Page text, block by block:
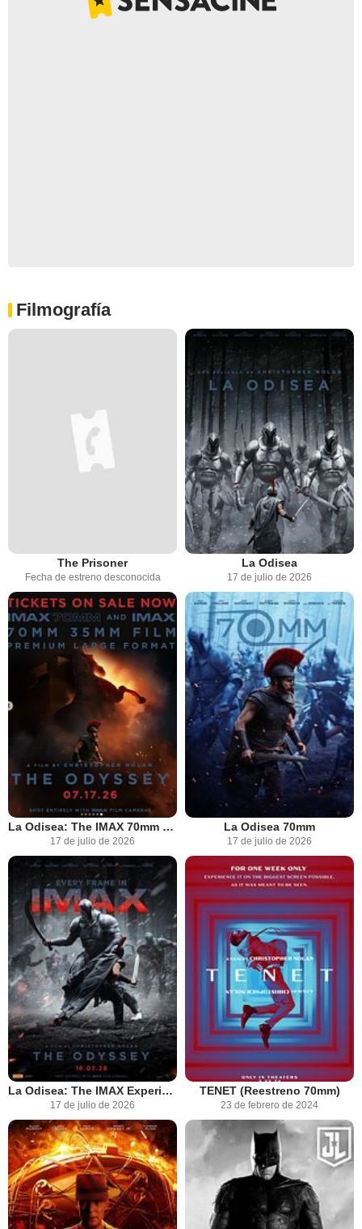
Filmografía
The Prisoner
Fecha de estreno desconocida
La Odisea
17 de julio de 2026
La Odisea: The IMAX 70mm Experience
17 de julio de 2026
La Odisea 70mm
17 de julio de 2026
La Odisea: The IMAX Experience
17 de julio de 2026
TENET (Reestreno 70mm)
23 de febrero de 2024